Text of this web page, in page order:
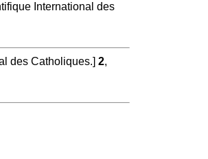
International des
des Catholiques.] 2,